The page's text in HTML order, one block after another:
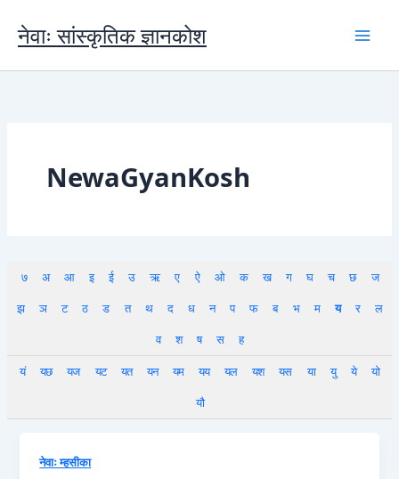
content
नेवाः सांस्कृतिक ज्ञानकोश
NewaGyanKosh
७ अ आ इ ई उ ऋ ए ऐ ओ क ख ग घ च छ
ज
झ
ञ ट ठ ड त थ द ध न प फ ब भ म य र
ल
व
श ष स
ह
यं
यछ यज यट यत यन यम यय यल यश यस या यु ये
यो
यौ
नेवाः म्हसीका